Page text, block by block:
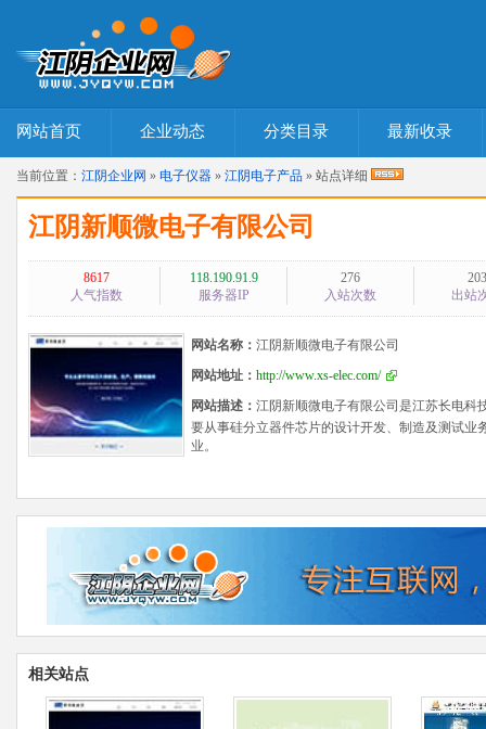
网站首页 企业动态 分类目录 最新收录
当前位置： 江阴企业网 » 电子仪器 » 江阴电子产品 » 站点详细
江阴新顺微电子有限公司
8617
人气指数
118.190.91.9
服务器IP
276
入站次数
203
出站
网站名称： 江阴新顺微电子有限公司
网站地址： http://www.xs-elec.com/
网站描述： 江阴新顺微电子有限公司是江苏长电科
要从事硅分立器件芯片的设计开发、制造及测试
业。
相关站点